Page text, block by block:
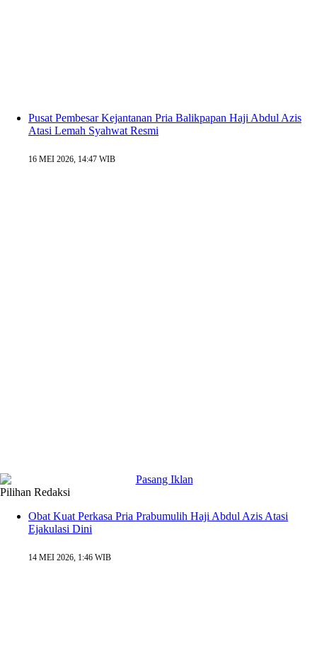
Pusat Pembesar Kejantanan Pria Balikpapan Haji Abdul Azis
Atasi Lemah Syahwat Resmi
16 MEI 2026, 14:47 WIB
Pilihan Redaksi
Obat Kuat Perkasa Pria Prabumulih Haji Abdul Azis Atasi
Ejakulasi Dini
14 MEI 2026, 1:46 WIB